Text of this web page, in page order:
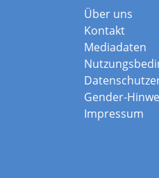
Über uns
Kontakt
Mediadaten
Gender-
Impressum